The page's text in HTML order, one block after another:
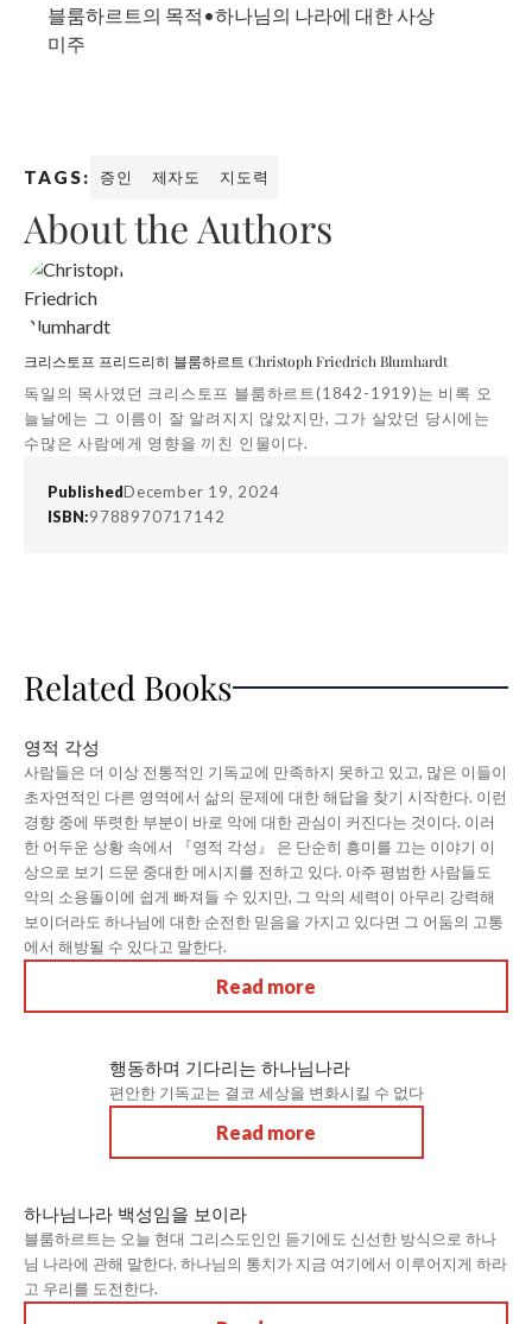
블룸하르트의 목적•하나님의 나라에 대한 사상
미주
TAGS: 증인 제자도 지도력
About the Authors
크리스토프 프리드리히 블룸하르트 Christoph Friedrich Blumhardt
독일의 목사였던 크리스토프 블룸하르트(1842-1919)는 비록 오
늘날에는 그 이름이 잘 알려지지 않았지만, 그가 살았던 당시에는
수많은 사람에게 영향을 끼친 인물이다.
PublishedDecember 19, 2024
ISBN:9788970717142
Related Books
영적 각성
사람들은 더 이상 전통적인 기독교에 만족하지 못하고 있고, 많은 이들이
초자연적인 다른 영역에서 삶의 문제에 대한 해답을 찾기 시작한다. 이런
경향 중에 뚜렷한 부분이 바로 악에 대한 관심이 커진다는 것이다. 이러
한 어두운 상황 속에서 『영적 각성』 은 단순히 흥미를 끄는 이야기 이
상으로 보기 드문 중대한 메시지를 전하고 있다. 아주 평범한 사람들도
악의 소용돌이에 쉽게 빠져들 수 있지만, 그 악의 세력이 아무리 강력해
보이더라도 하나님에 대한 순전한 믿음을 가지고 있다면 그 어둠의 고통
에서 해방될 수 있다고 말한다.
Read more
행동하며 기다리는 하나님나라
편안한 기독교는 결코 세상을 변화시킬 수 없다
Read more
하나님나라 백성임을 보이라
블룸하르트는 오늘 현대 그리스도인인 듣기에도 신선한 방식으로 하나
님 나라에 관해 말한다. 하나님의 통치가 지금 여기에서 이루어지게 하라
고 우리를 도전한다.